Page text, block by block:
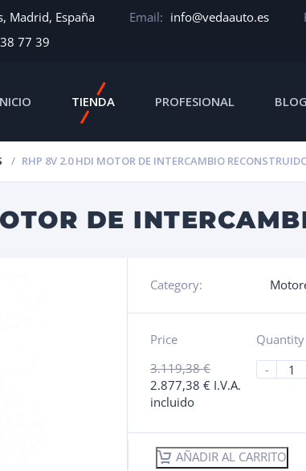
Madrid, España Email: info@vedaauto.es
77 39
TIENDA PROFESIONAL BLOG
RHP 8V 2.0 HDI MOTOR DE INTERCAMBIO
DE
Category:
Price
3.119,38€
2.877,38€ I.V.A.
incluido
Quantity
-
AÑADIR AL CARRITO